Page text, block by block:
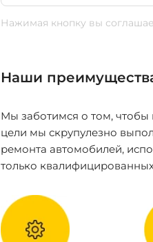
Нажимая кнопку вы
Наши
Мы заботимся о том, чтобы
цели мы скрупулезно
ремонта автомобилей,
только